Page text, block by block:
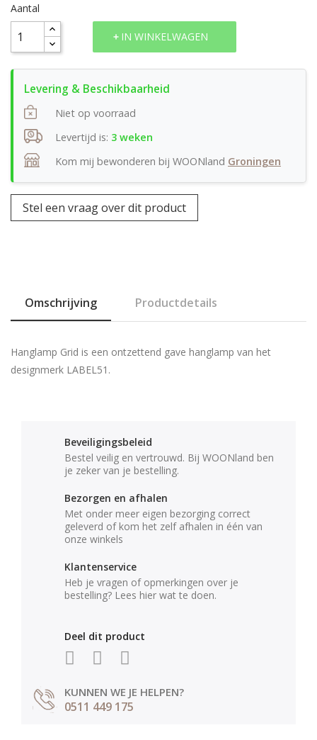
Aantal
IN WINKELWAGEN
Niet op voorraad
Levertijd is: 3 weken
Kom mij bewonderen bij WOONland Groningen
Stel een vraag over dit product
Omschrijving Productdetails
Hanglamp Grid is een ontzettend gave hanglamp van het
designmerk LABEL51.
Beveiligingsbeleid
Bestel veilig en vertrouwd. Bij WOONland ben
je zeker van je bestelling.
Bezorgen en afhalen
Met onder meer eigen bezorging correct
geleverd of kom het zelf afhalen in één van
onze winkels
Klantenservice
Heb je vragen of opmerkingen over je
bestelling? Lees hier wat te doen.
Deel dit product
KUNNEN WE JE HELPEN?
0511 449 175